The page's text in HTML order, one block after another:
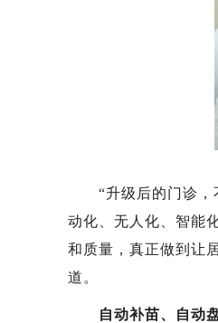
“升级后的门诊，不
动化、无人化、智能
和质量，真正做到让
道。
自动补苗、自动